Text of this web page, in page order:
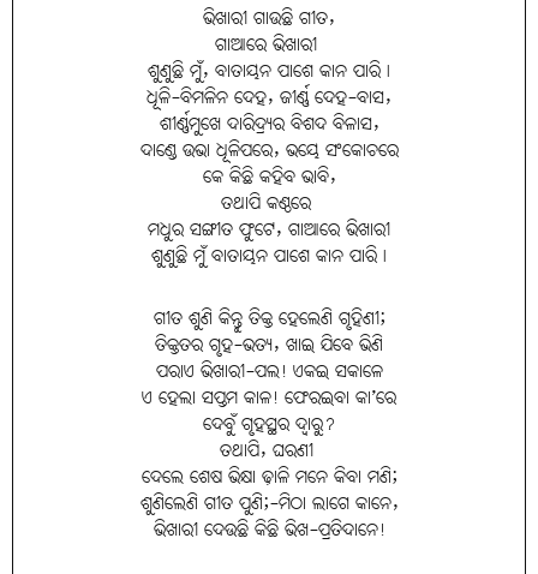
ଭିଖାରୀ ଗାଉଛି ଗୀତ,
ଗାଆରେ ଭିଖାରୀ
ଶୁଣୁଛି ମୁଁ, ବାତାୟନ ପାଶେ କାନ ପାରି।
ଧୂଳି-ବିମଳିନ ଦେହ, ଜୀର୍ଣ୍ଣ ଦେହ-ବାସ,
ଶୀର୍ଣ୍ଣମୁଖେ ଦାରିଦ୍ର୍ୟର ବିଶଦ ବିଳାସ,
ଦାଣ୍ଡେ ଉଭା ଧୂଳିପରେ, ଭୟେ ସଂକୋଚରେ
କେ କିଛି କହିବ ଭାବି,
ତଥାପି କଣ୍ଠରେ
ମଧୁର ସଙ୍ଗୀତ ଫୁଟେ, ଗାଆରେ ଭିଖାରୀ
ଶୁଣୁଛି ମୁଁ ବାତାୟନ ପାଶେ କାନ ପାରି।
ଗୀତ ଶୁଣି କିନ୍ତୁ ତିକ୍ତ ହେଲେଣି ଗୃହିଣୀ;
ତିକ୍ତତର ଗୃହ-ଭତ୍ୟ, ଖାଇ ଯିବେ ଭିଣି
ପରାଏ ଭିଖାରୀ-ପଲ! ଏକଇ ସକାଳେ
ଏ ହେଲା ସପ୍ତମ କାଳ! ଫେରଇବା କା’ରେ
ଦେବୁଁ ଗୃହସ୍ଥର ଦ୍ବାରୁ?
ତଥାପି, ଘରଣୀ
ଦେଲେ ଶେଷ ଭିକ୍ଷା ଢ଼ାଳି ମନେ କିବା ମଣି;
ଶୁଣିଲେଣି ଗୀତ ପୁଣି;-ମିଠା ଲାଗେ କାନେ,
ଭିଖାରୀ ଦେଉଛି କିଛି ଭିଖ-ପ୍ରତିଦାନେ!